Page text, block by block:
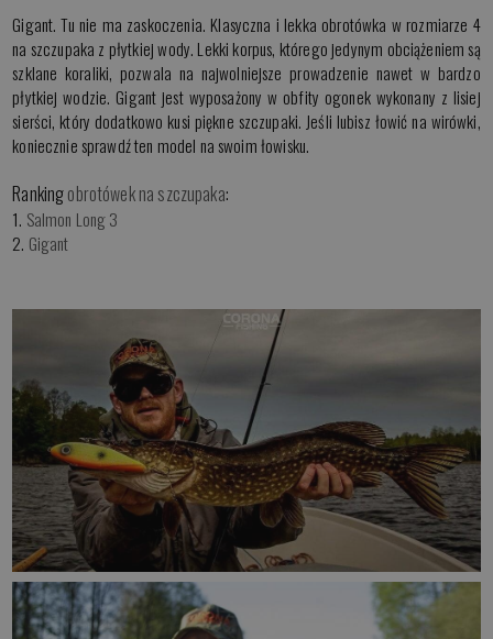
Gigant. Tu nie ma zaskoczenia. Klasyczna i lekka obrotówka w rozmiarze 4
na szczupaka z płytkiej wody. Lekki korpus, którego jedynym obciążeniem są
szklane koraliki, pozwala na najwolniejsze prowadzenie nawet w bardzo
płytkiej wodzie. Gigant jest wyposażony w obfity ogonek wykonany z lisiej
sierści, który dodatkowo kusi piękne szczupaki. Jeśli lubisz łowić na wirówki,
koniecznie sprawdź ten model na swoim łowisku.
Rankingobrotówek na szczupaka:
1. Salmon Long 3
2. Gigant